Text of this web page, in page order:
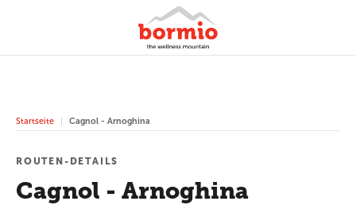
Startseite Cagnol - Arnoghina
Cagnol - Arnoghina
ROUTEN-DETAILS